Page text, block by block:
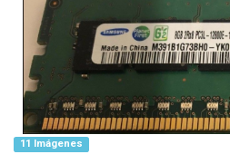
11 Imágenes